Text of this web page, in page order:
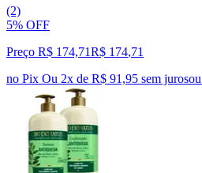
(2)
5% OFF
Preço R$ 174,71R$ 174,71
no Pix Ou 2x de R$ 91,95 sem jurosou